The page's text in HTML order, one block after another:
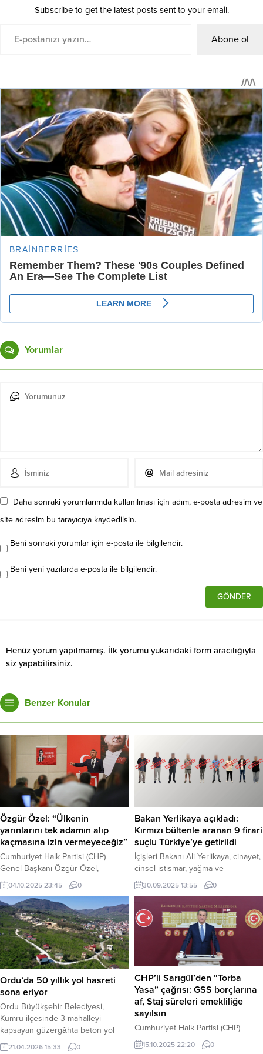
Subscribe to get the latest posts sent to your email.
Abone ol
Yorumlar
Daha sonraki yorumlarımda kullanılması için adım, e-posta adresim ve
site adresim bu tarayıcıya kaydedilsin.
Beni sonraki yorumlar için e-posta ile bilgilendir.
Beni yeni yazılarda e-posta ile bilgilendir.
Henüz yorum yapılmamış. İlk yorumu yukarıdaki form aracılığıyla
siz yapabilirsiniz.
Benzer Konular
Özgür Özel: “Ülkenin
yarınlarını tek adamın alıp
kaçmasına izin vermeyeceğiz”
Cumhuriyet Halk Partisi (CHP)
Genel Başkanı Özgür Özel,
partisinin Meclis Grubu Çalışma ve
Değerlendirme Toplantısı’nın
açılışında yaptığı konuşmada, “Bu
ülkenin yarınlarını bir tek adamın
alıp kaçmasına, bu ülkede
demokrasi ile gelenlerin
demokrasiyi götürmesine izin
vermeyeceğiz,” diyerek iktidara
meydan okudu. Haber Merkezi –
CHP’nin Bolu’da düzenlediği
kampın açılışında milletvekillerine
seslenen Özel,...
04.10.2025 23:45 0
Bakan Yerlikaya açıkladı:
Kırmızı bültenle aranan 9 firari
suçlu Türkiye’ye getirildi
İçişleri Bakanı Ali Yerlikaya, cinayet,
cinsel istismar, yağma ve
uyuşturucu ticareti gibi ağır
suçlardan kırmızı bültenle
uluslararası seviyede aranan 9
firarinin yakalanarak Türkiye’ye
iade edildiğini duyurdu. Haber
Merkezi – Bakan Yerlikaya, sosyal
medya hesabından yaptığı
açıklamada, firari suçluların
dünyanın neresinde olurlarsa
olsunlar adalete teslim edileceğini
vurguladı. Emniyet Genel
Müdürlüğü’nün, Adalet...
30.09.2025 13:55 0
Ordu’da 50 yıllık yol hasreti
sona eriyor
Ordu Büyükşehir Belediyesi,
Kumru ilçesinde 3 mahalleyi
kapsayan güzergâhta beton yol
çalışmasıyla ulaşım konforunu
21.04.2026 15:33 0
CHP’li Sarıgül’den “Torba
Yasa” çağrısı: GSS borçlarına
af, Staj süreleri emekliliğe
sayılsın
Cumhuriyet Halk Partisi (CHP)
Erzincan Milletvekili Mustafa
Sarıgül, Genel Sağlık Sigortası (GSS)
15.10.2025 22:20 0